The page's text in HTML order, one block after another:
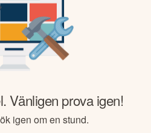
Vänligen prova igen!
igen om en stund.